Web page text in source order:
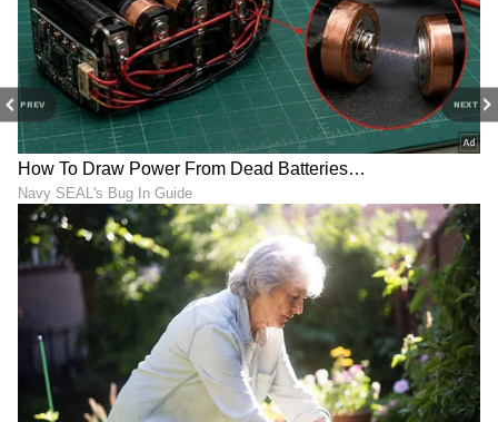
PREV NEXT
ನಿಯಂತ್ರಿಸಬಹುದು. Live Transcription ವೈಶಿಷ್ಟ್ಯವು
ಇಂಗ್ಲಿಷ್, ಹಿಂದಿ ಸೇರಿದಂತೆ ಇತರ ಭಾಷೆಗಳಲ್ಲಿ ಕರೆಗಳ
ಸಮಯದಲ್ಲೂ ವಾಯ್ಸ್ ಟ್ರಾನ್ಸ್‌ಸ್ಕ್ರಿಪ್ಶನ್ ಸಪೋರ್ಟ್
ಮಾಡಲಿದೆ